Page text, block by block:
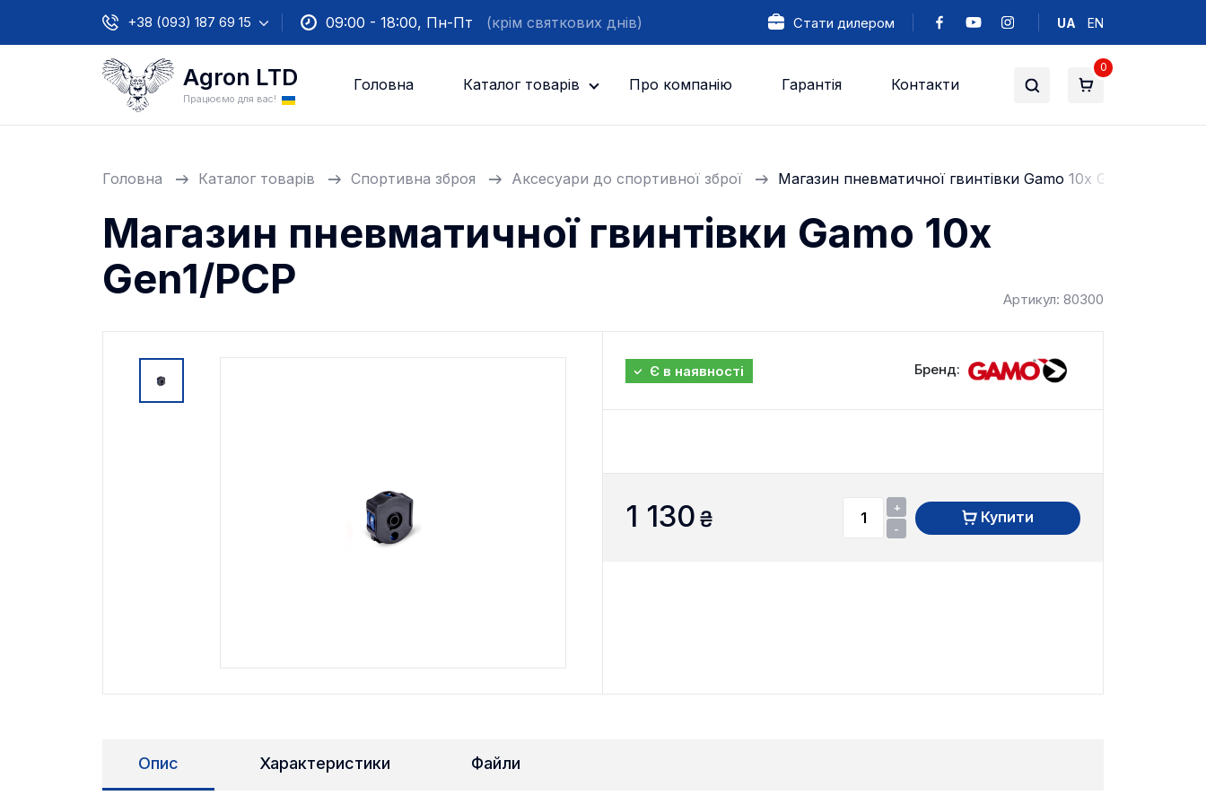
+38 (093) 187 69 15 09:00 - 18:00, Пн-Пт (крім святкових днів) Стати дилером UA EN
Agron LTD
Працюємо для вас!
Головна Каталог товарів Про компанію Гарантія Контакти
0
Головна Каталог товарів Спортивна зброя Аксесуари до спортивної зброї Магазин пневматичної гвинтівки Gamo 10x Gen1/PCP
Магазин пневматичної гвинтівки Gamo 10x
Gen1/PCP
Артикул: 80300
Є в наявності Бренд:
1 130 ₴
+
-
Купити
Опис Характеристики Файли